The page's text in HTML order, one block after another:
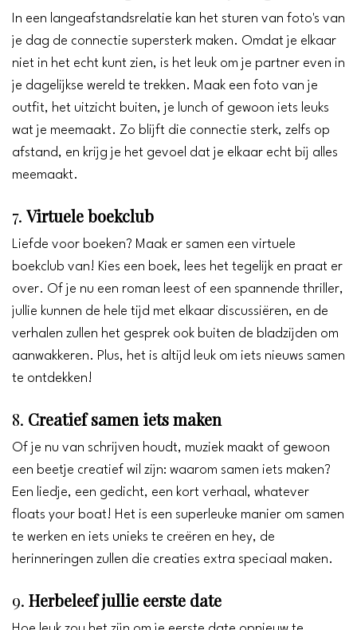
In een langeafstandsrelatie kan het sturen van foto's van
je dag de connectie supersterk maken. Omdat je elkaar
niet in het echt kunt zien, is het leuk om je partner even in
je dagelijkse wereld te trekken. Maak een foto van je
outfit, het uitzicht buiten, je lunch of gewoon iets leuks
wat je meemaakt. Zo blijft die connectie sterk, zelfs op
afstand, en krijg je het gevoel dat je elkaar echt bij alles
meemaakt.
7. Virtuele boekclub
Liefde voor boeken? Maak er samen een virtuele
boekclub van! Kies een boek, lees het tegelijk en praat er
over. Of je nu een roman leest of een spannende thriller,
jullie kunnen de hele tijd met elkaar discussiëren, en de
verhalen zullen het gesprek ook buiten de bladzijden om
aanwakkeren. Plus, het is altijd leuk om iets nieuws samen
te ontdekken!
8. Creatief samen iets maken
Of je nu van schrijven houdt, muziek maakt of gewoon
een beetje creatief wil zijn: waarom samen iets maken?
Een liedje, een gedicht, een kort verhaal, whatever
floats your boat! Het is een superleuke manier om samen
te werken en iets unieks te creëren en hey, de
herinneringen zullen die creaties extra speciaal maken.
9. Herbeleef jullie eerste date